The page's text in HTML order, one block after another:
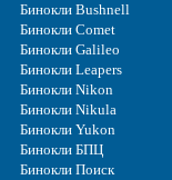
Бинокли Bushnell
Бинокли Comet
Бинокли Galileo
Бинокли Leapers
Бинокли Nikon
Бинокли Nikula
Бинокли Yukon
Бинокли БПЦ
Бинокли Поиск